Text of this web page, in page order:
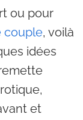
ou pour
couple, voilà
idées
et